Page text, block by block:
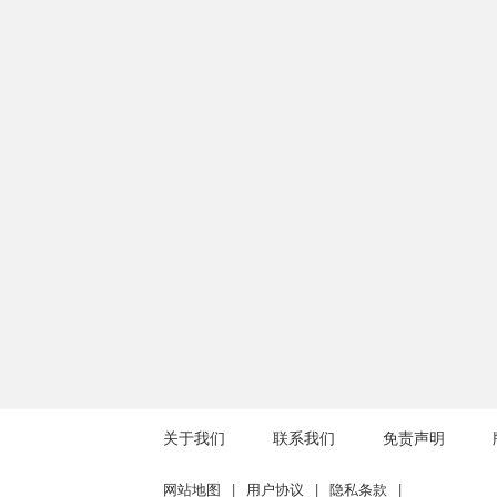
关于我们 联系我们 免责声明
网站地图 | 用户协议 | 隐私条款 |